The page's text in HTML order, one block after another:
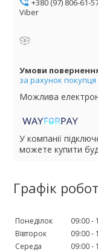
+380 (97) 806-61-
Viber
за рахунок покупця
У компанії
можете купити
Графік
Понеділок 09:00
Вівторок
09:00
Середа
09:00